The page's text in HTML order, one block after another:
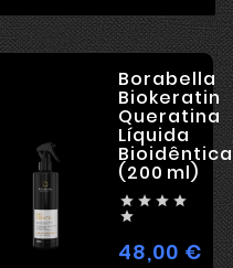
Borabella
Biokeratin
Queratina
Líquida
Bioidêntica
(200 ml)
   

48,00 €